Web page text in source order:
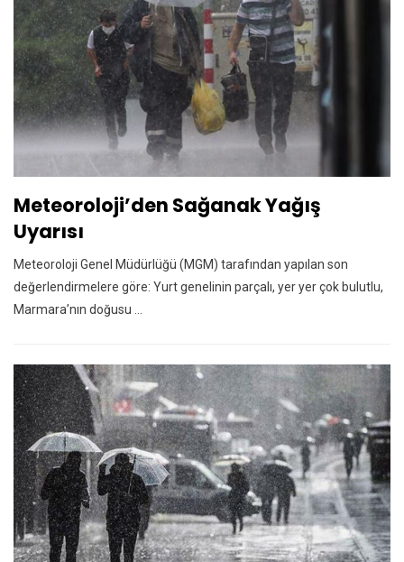
Meteoroloji’den Sağanak Yağış
Uyarısı
Meteoroloji Genel Müdürlüğü (MGM) tarafından yapılan son
değerlendirmelere göre: Yurt genelinin parçalı, yer yer çok bulutlu,
Marmara’nın doğusu ...